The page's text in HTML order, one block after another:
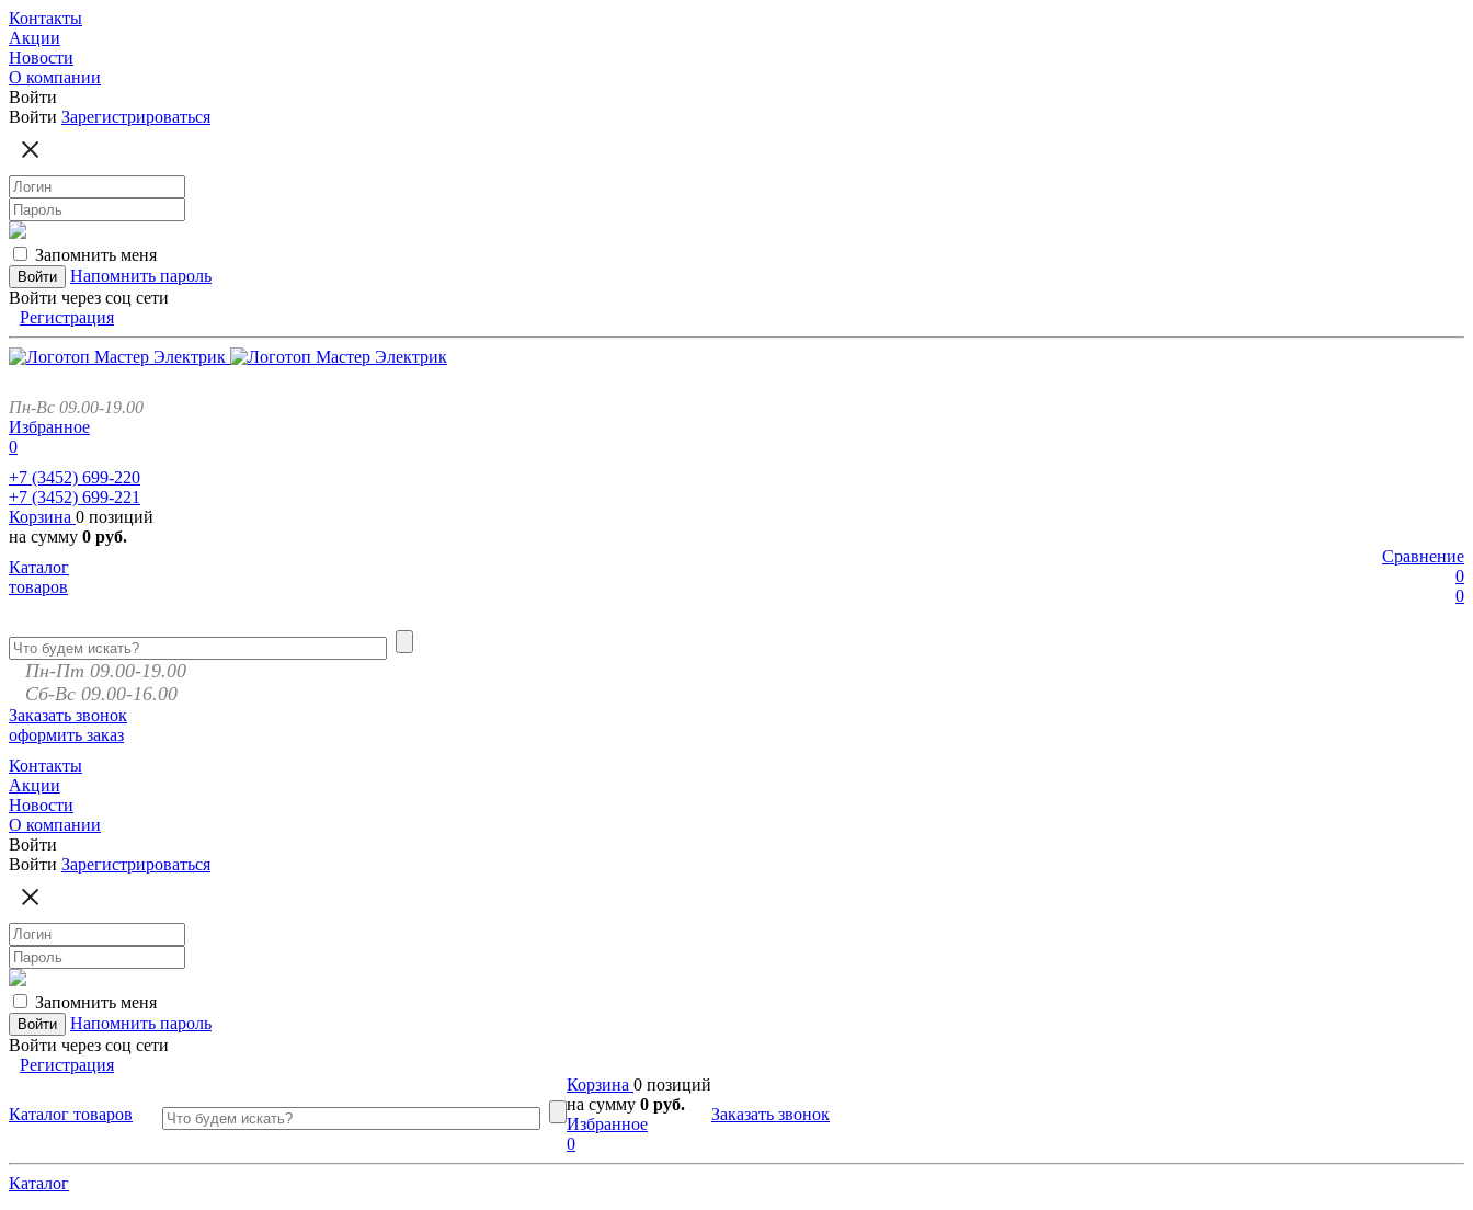
Контакты
Акции
Новости
О компании
Войти
Войти Зарегистрироваться
Запомнить меня
Напомнить пароль
Войти через соц сети
Регистрация
Пн-Вс 09.00-19.00
Избранное
0
+7 (3452) 699-220
+7 (3452) 699-221
Корзина 0 позиций
на сумму 0 руб.
Сравнение
0
0
Каталог
товаров
Пн-Пт 09.00-19.00
Сб-Вс 09.00-16.00
Заказать звонок
оформить заказ
Контакты
Акции
Новости
О компании
Войти
Войти Зарегистрироваться
Запомнить меня
Напомнить пароль
Войти через соц сети
Регистрация
Каталог товаров
Корзина 0 позиций
на сумму 0 руб.
Избранное
0
Заказать звонок
Каталог